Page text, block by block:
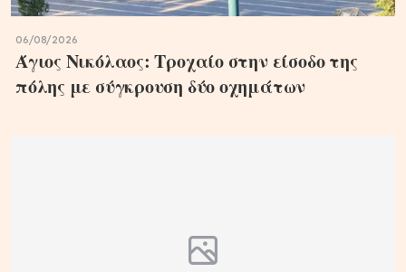
06/08/2026
Άγιος Νικόλαος: Τροχαίο στην είσοδο της
πόλης με σύγκρουση δύο οχημάτων